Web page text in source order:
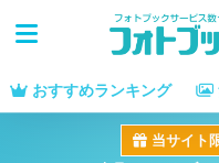
おすすめランキング
当サイト